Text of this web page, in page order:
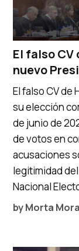
El falso
nuevo
byMorta Mora
El falso CV de
su elección
de junio de
de votos en
acusaciones
legitimidad
Nacional